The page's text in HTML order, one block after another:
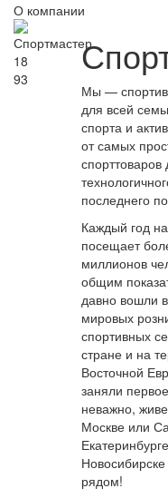
О компании
18
93
Мы —
для всей
спорта и
от самых
спорттоваров
последнего
Каждый год
посещает
миллионов
общим
давно вошли
мировых
спортивных
стране и на
Восточной
заняли
неважно,
Москве или
рядом!